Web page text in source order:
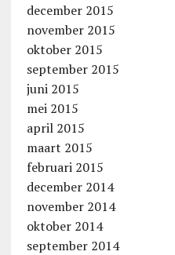
december 2015
november 2015
oktober 2015
september 2015
juni 2015
mei 2015
april 2015
maart 2015
februari 2015
december 2014
november 2014
oktober 2014
september 2014